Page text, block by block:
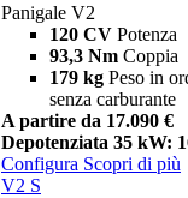
Panigale V2
120 CV Potenza
93,3 Nm Coppia
179 kg Peso in
senza carburante
A partire da 17.090 €
Depotenziata 35 kW:
Configura Scopri di più
V2 S